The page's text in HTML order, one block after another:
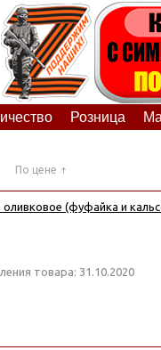
Розница
По цене
(фуфайка и
товара: 31.10.2020